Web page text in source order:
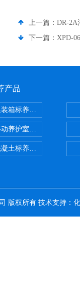
上一篇： DR-2A
下一篇： XPD-
产品
箱标养室 养护室设备
养护室 标养室
土标养室恒温恒湿设备
版权所有 技术支持：